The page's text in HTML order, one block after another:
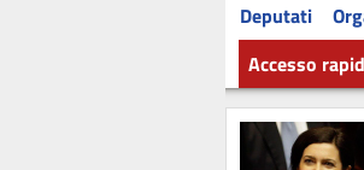
Deputati
Accesso